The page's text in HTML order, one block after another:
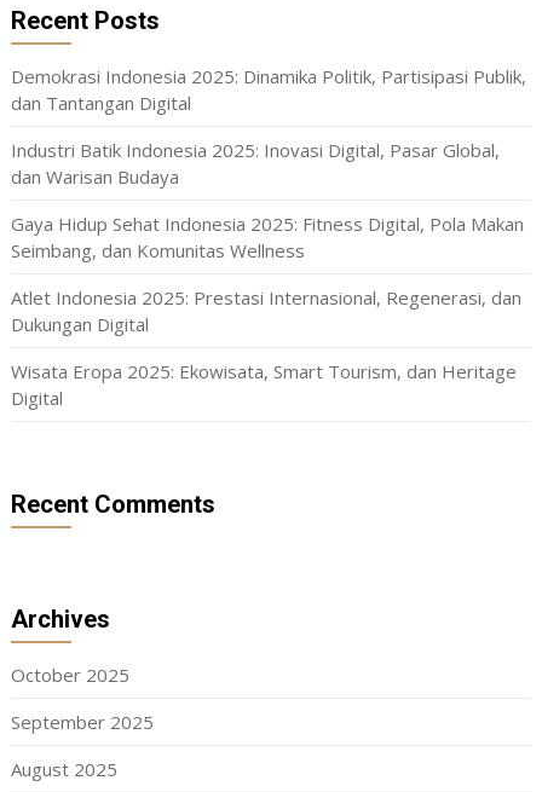
Recent Posts
Demokrasi Indonesia 2025: Dinamika Politik, Partisipasi Publik,
dan Tantangan Digital
Industri Batik Indonesia 2025: Inovasi Digital, Pasar Global,
dan Warisan Budaya
Gaya Hidup Sehat Indonesia 2025: Fitness Digital, Pola Makan
Seimbang, dan Komunitas Wellness
Atlet Indonesia 2025: Prestasi Internasional, Regenerasi, dan
Dukungan Digital
Wisata Eropa 2025: Ekowisata, Smart Tourism, dan Heritage
Digital
Recent Comments
Archives
October 2025
September 2025
August 2025